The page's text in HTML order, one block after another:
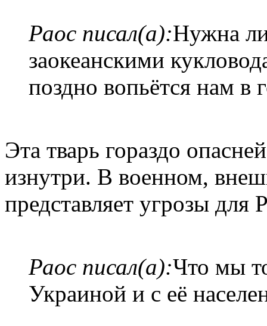
Раос писал(а):Нужна
заокеанскими
поздно вопьётся нам в
Эта тварь гораздо
изнутри. В военном,
представляет угрозы для
Раос писал(а):Что мы
Украиной и с её